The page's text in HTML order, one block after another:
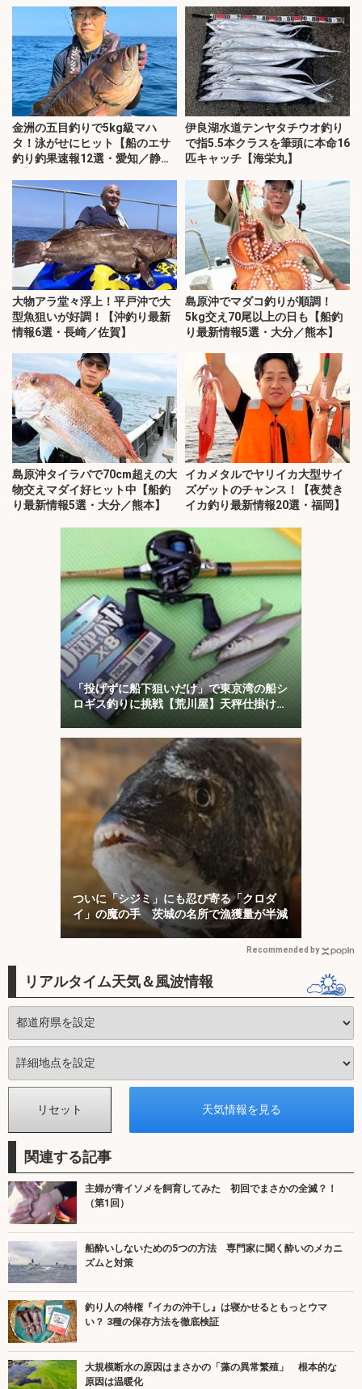
金洲の五目釣りで5kg級マハ
タ！泳がせにヒット【船のエサ
釣り釣果速報12選・愛知／静
伊良湖水道テンヤタチウオ釣り
で指5.5本クラスを筆頭に本命16
匹キャッチ【海栄丸】
大物アラ堂々浮上！平戸沖で大
型魚狙いが好調！【沖釣り最新
情報6選・長崎／佐賀】
島原沖でマダコ釣りが順調！
5kg交え70尾以上の日も【船釣
り最新情報5選・大分／熊本】
島原沖タイラバで70cm超えの大
物交えマダイ好ヒット中【船釣
り最新情報5選・大分／熊本】
イカメタルでヤリイカ大型サイ
ズゲットのチャンス！【夜焚き
イカ釣り最新情報20選・福岡】
「投げずに船下狙いだけ」で東京湾の船シ
ロギス釣りに挑戦【荒川屋】天秤仕掛けで
キス約70匹！
ついに「シジミ」にも忍び寄る「クロダ
イ」の魔の手 茨城の名所で漁獲量が半減
Recommended by
リアルタイム天気＆風波情報
関連する記事
主婦が青イソメを飼育してみた 初回でまさかの全滅？！
（第1回）
船酔いしないための5つの方法 専門家に聞く酔いのメカニ
ズムと対策
釣り人の特権『イカの沖干し』は寝かせるともっとウマ
い？ 3種の保存方法を徹底検証
大規模断水の原因はまさかの「藻の異常繁殖」 根本的な
原因は温暖化